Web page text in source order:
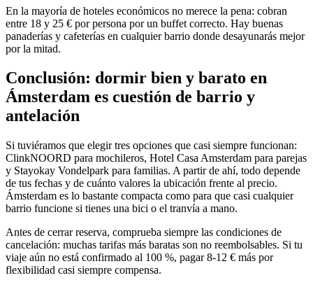
En la mayoría de hoteles económicos no merece la pena: cobran
entre 18 y 25 € por persona por un buffet correcto. Hay buenas
panaderías y cafeterías en cualquier barrio donde desayunarás mejor
por la mitad.
Conclusión: dormir bien y barato en
Ámsterdam es cuestión de barrio y
antelación
Si tuviéramos que elegir tres opciones que casi siempre funcionan:
ClinkNOORD para mochileros, Hotel Casa Amsterdam para parejas
y Stayokay Vondelpark para familias. A partir de ahí, todo depende
de tus fechas y de cuánto valores la ubicación frente al precio.
Ámsterdam es lo bastante compacta como para que casi cualquier
barrio funcione si tienes una bici o el tranvía a mano.
Antes de cerrar reserva, comprueba siempre las condiciones de
cancelación: muchas tarifas más baratas son no reembolsables. Si tu
viaje aún no está confirmado al 100 %, pagar 8-12 € más por
flexibilidad casi siempre compensa.